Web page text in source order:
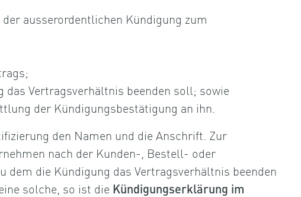
ausserordentlichen Kündigung zum
Vertragsverhältnis beenden soll; sowie
der Kündigungsbestätigung an ihn.
den Namen und die Anschrift. Zur
nach der Kunden-, Bestell- oder
die Kündigung das Vertragsverhältnis beenden
solche, so ist die Kündigungserklärung im